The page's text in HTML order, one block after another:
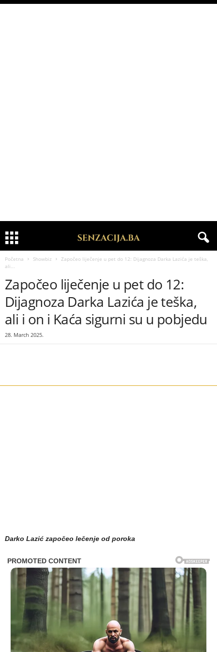
Početna Showbiz
Započeo liječenje u pet do 12: Dijagnoza Darka Lazića je teška,
ali...
Započeo liječenje u pet do 12:
Dijagnoza Darka Lazića je teška,
ali i on i Kaća sigurni su u pobjedu
28. March 2025.
Darko Lazić započeo lečenje od poroka